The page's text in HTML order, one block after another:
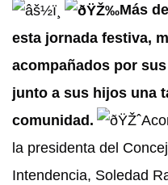
Más
esta jornada festiva,
acompañados por
junto a sus hijos una
comunidad.
la presidenta del
Intendencia, Soledad